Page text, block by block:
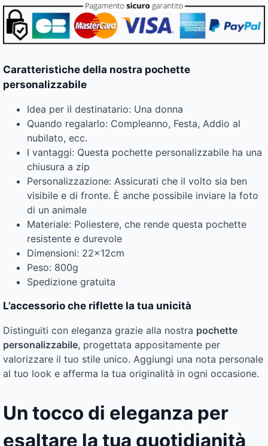
Caratteristiche della nostra pochette
personalizzabile
Idea per il destinatario: Una donna
Quando regalarlo: Compleanno, Festa, Addio al
nubilato, ecc.
I vantaggi: Questa pochette personalizzabile ha una
chiusura a zip
Personalizzazione: Assicurati che il volto sia ben
visibile e di fronte. È anche possibile inviare la foto
di un animale
Materiale: Poliestere, che rende questa pochette
resistente e durevole
Dimensioni: 22x12cm
Peso: 800g
Spedizione gratuita
L’accessorio che riflette la tua unicità
Distinguiti con eleganza grazie alla nostra pochette
personalizzabile, progettata appositamente per
valorizzare il tuo stile unico. Aggiungi una nota personale
al tuo look e afferma la tua originalità in ogni occasione.
Un tocco di eleganza per
esaltare la tua quotidianità